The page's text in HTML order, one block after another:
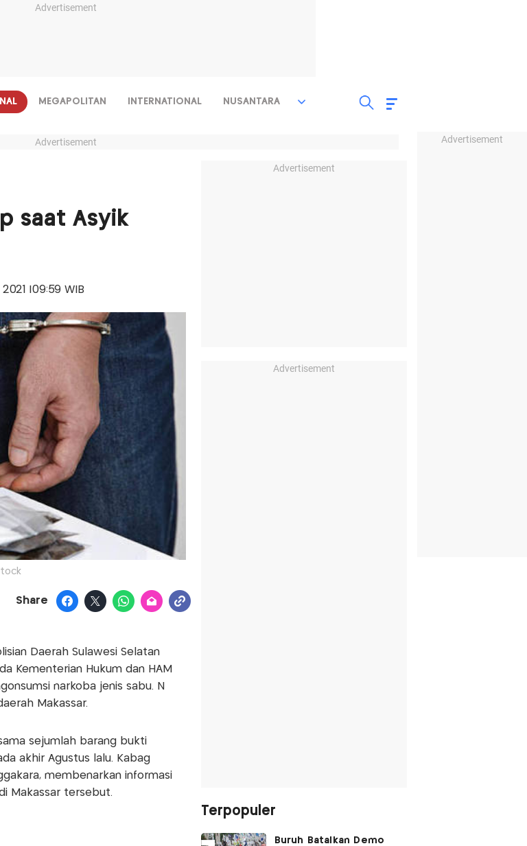
Advertisement
Advertisement
MEGAPOLITAN INTERNATIONAL NUSANTARA
Advertisement
saat Asyik
|09:59 WIB
Share
Daerah Sulawesi Selatan
Kementerian Hukum dan HAM
narkoba jenis sabu. N
Makassar.
sejumlah barang bukti
akhir Agustus lalu. Kabag
membenarkan informasi
Makassar tersebut.
Advertisement
Advertisement
Terpopuler
Buruh Batalkan Demo